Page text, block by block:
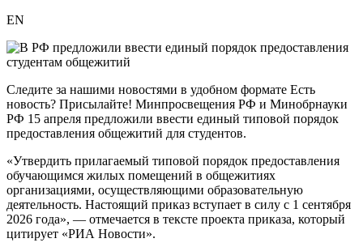
EN
Следите за нашими новостями в удобном формате Есть
новость? Присылайте! Минпросвещения РФ и Минобрнауки
РФ 15 апреля предложили ввести единый типовой порядок
предоставления общежитий для студентов.
«Утвердить прилагаемый типовой порядок предоставления
обучающимся жилых помещений в общежитиях
организациями, осуществляющими образовательную
деятельность. Настоящий приказ вступает в силу с 1 сентября
2026 года», — отмечается в тексте проекта приказа, который
цитирует «РИА Новости».